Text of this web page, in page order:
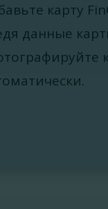
карту
данные